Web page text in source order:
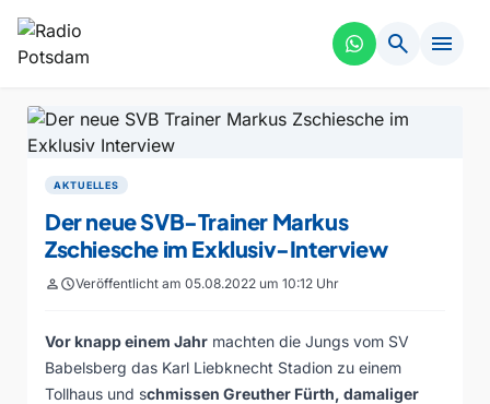
search menu
AKTUELLES
Der neue SVB-Trainer Markus
Zschiesche im Exklusiv-Interview
personscheduleVeröffentlicht am 05.08.2022 um 10:12 Uhr
Vor knapp einem Jahr machten die Jungs vom SV
Babelsberg das Karl Liebknecht Stadion zu einem
Tollhaus und schmissen Greuther Fürth, damaliger